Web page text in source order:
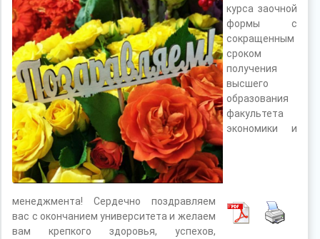
курса заочной
формы с
сокращенным
сроком
получения
высшего
образования
факультета
экономики и
менеджмента! Сердечно поздравляем
вас с окончанием университета и желаем
вам крепкого здоровья, успехов,